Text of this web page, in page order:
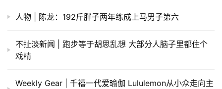
人物 | 陈龙：192斤胖子两年练成上马男子第六
不扯淡新闻 | 跑步等于胡思乱想 大部分人脑子里都住个
戏精
Weekly Gear | 千禧一代爱瑜伽 Lululemon从小众走向主